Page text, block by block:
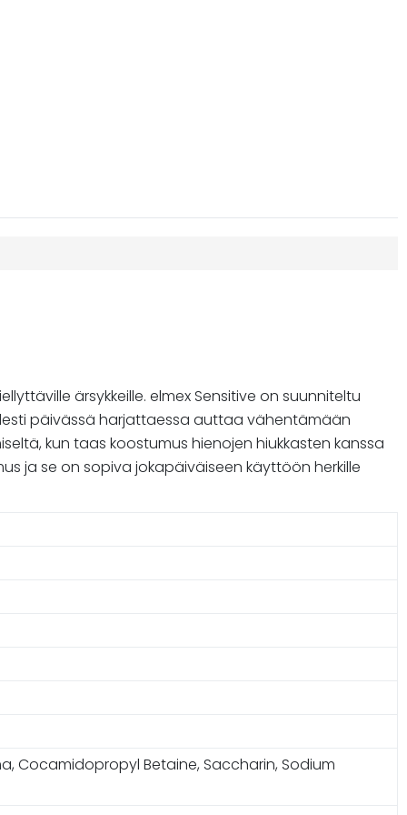
ärsykkeille. elmex Sensitive on suunniteltu
päivässä harjattaessa auttaa vähentämään
kun taas koostumus hienojen hiukkasten kanssa
ja se on sopiva jokapäiväiseen käyttöön herkille
Cocamidopropyl Betaine, Saccharin, Sodium